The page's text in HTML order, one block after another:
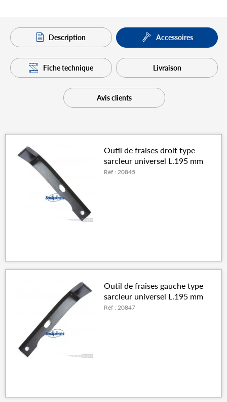
Description Accessoires
Fiche technique Livraison
Avis clients
Outil de fraises droit type
sarcleur universel L.195 mm
Réf : 20845
Outil de fraises gauche type
sarcleur universel L.195 mm
Réf : 20847